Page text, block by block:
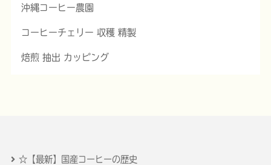
沖縄コーヒー農園
コーヒーチェリー 収穫 精製
焙煎 抽出 カッピング
☆【最新】国産コーヒーの歴史